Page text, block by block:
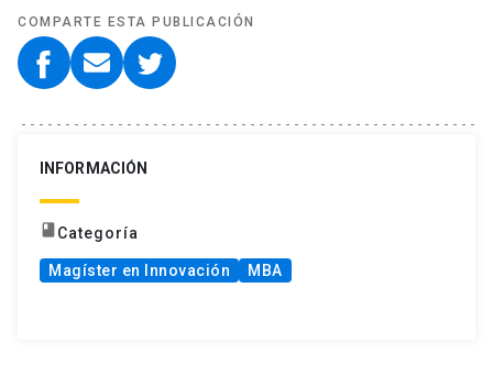
COMPARTE ESTA PUBLICACIÓN
INFORMACIÓN
book Categoría
Magíster en Innovación MBA